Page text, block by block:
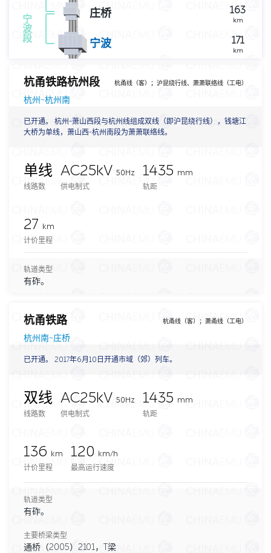
宁
波
段
163
km
庄桥
171
km
宁波
杭甬线（客）；沪昆绕行线、萧萧联络线（工电）
杭甬铁路杭州段
杭州~杭州南
已开通。 杭州-萧山西段与杭州线组成双线（即沪昆绕行线），钱塘江
大桥为单线，萧山西-杭州南段为萧萧联络线。
单线
线路数
AC25kV 50Hz
供电制式
1435 mm
轨距
27
km
计价里程
轨道类型
有砟。
杭甬线（客）；萧甬线（工电）
杭甬铁路
杭州南~庄桥
已开通。 2017年6月10日开通市域（郊）列车。
双线
线路数
AC25kV 50Hz
供电制式
1435 mm
轨距
136
km
计价里程
120
km/h
最高运行速度
轨道类型
有砟。
主要桥梁类型
通桥（2005）2101，T梁